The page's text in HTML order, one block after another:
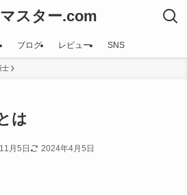
スター.com
ブログ レビュー SNS
士
は
月5日 2024年4月5日